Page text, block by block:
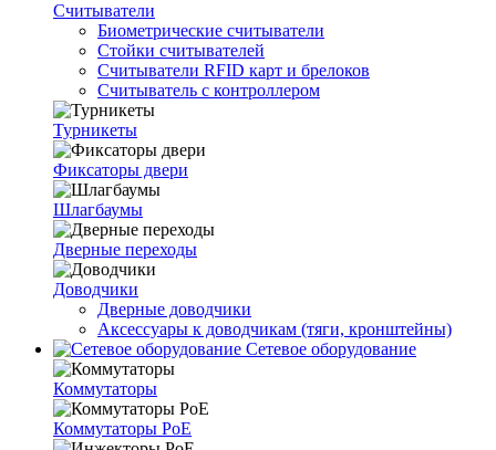
Считыватели
Биометрические считыватели
Стойки считывателей
Считыватели RFID карт и брелоков
Считыватель с контроллером
Турникеты
Фиксаторы двери
Шлагбаумы
Дверные переходы
Доводчики
Дверные доводчики
Аксессуары к доводчикам (тяги, кронштейны)
Сетевое оборудование
Коммутаторы
Коммутаторы PoE